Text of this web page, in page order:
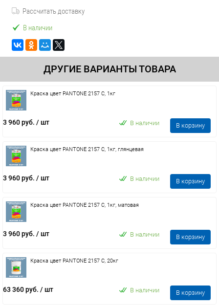
Рассчитать доставку
В наличии
ДРУГИЕ ВАРИАНТЫ ТОВАРА
Краска цвет PANTONE 2157 C, 1кг
3 960 руб. / шт В наличии В корзину
Краска цвет PANTONE 2157 C, 1кг, глянцевая
3 960 руб. / шт В наличии В корзину
Краска цвет PANTONE 2157 C, 1кг, матовая
3 960 руб. / шт В наличии В корзину
Краска цвет PANTONE 2157 C, 20кг
63 360 руб. / шт В наличии В корзину